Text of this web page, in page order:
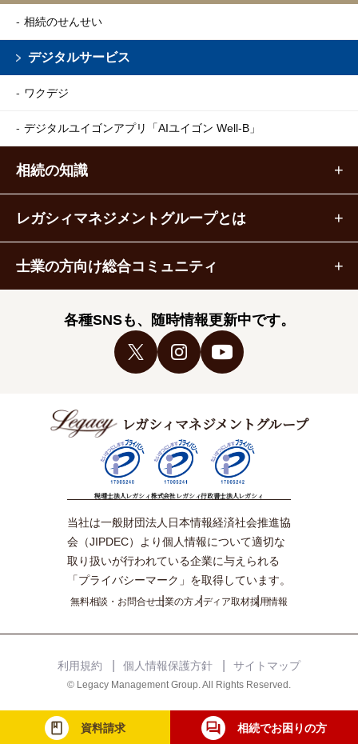
資料請求 相続でお困りの方
相続のせんせい
デジタルサービス
ワクデジ
デジタルユイゴンアプリ 「AIユイゴン Well-B」
相続の知識
レガシィマネジメントグループとは
士業の方向け総合コミュニティ
各種SNSも、随時情報更新中です。
レガシィマネジメントグループ
税理士法人レガシィ株式会社レガシィ行政書士法人レガシィ
当社は一般財団法人日本情報経済社会推進協
会（JIPDEC）より個人情報について適切な
取り扱いが行われている企業に与えられる
「プライバシーマーク」を取得しています。
無料相談・お問合せ士業の方メディア取材採用情報
© Legacy Management Group. All Rights Reserved.
利用規約 個人情報保護方針 サイトマップ